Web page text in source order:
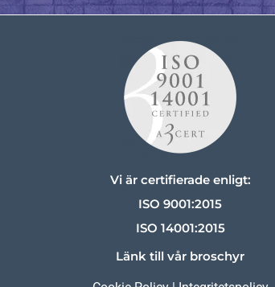
Vi är certifierade enligt:
ISO 9001:2015
ISO 14001:2015
Länk till vår broschyr